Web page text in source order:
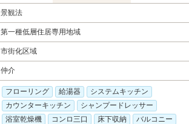
景観法
第一種低層住居専用地域
市街化区域
仲介
フローリング 給湯器
システムキッチン
カウンターキッチン
シャンプードレッサー
浴室乾燥機
コンロ三口 床下収納
バルコニー